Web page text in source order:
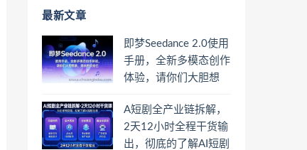
最新文章
即梦Seedance 2.0使用
手册，全新多模态创作
体验，请你们大胆想
A短剧全产业链拆解，
2天12小时全程干货输
出，彻底的了解AI短剧